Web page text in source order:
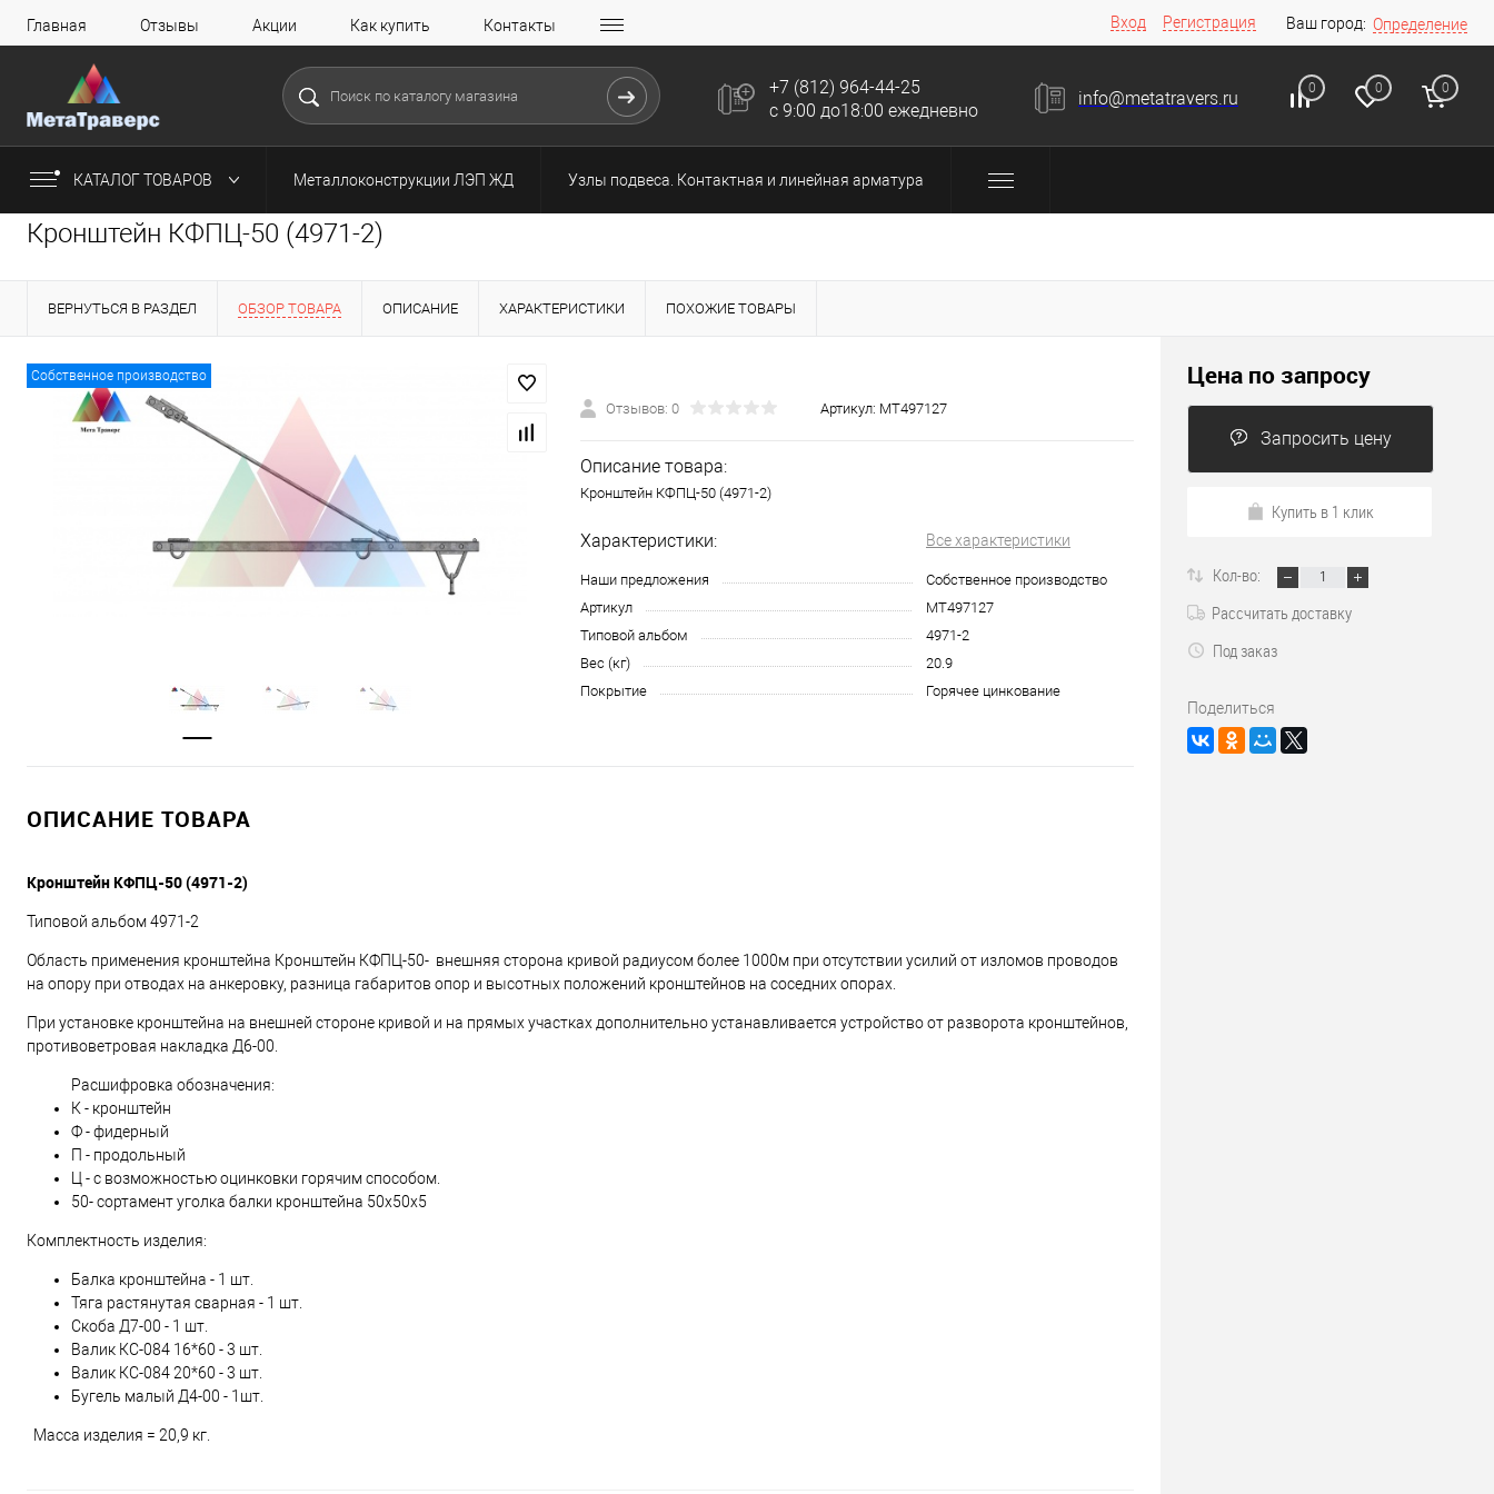
Главная Отзывы Акции Как купить Контакты Вход Регистрация Ваш город: Определение
+7 (812) 964-44-25
с 9:00 до18:00 ежедневно
info@metatravers.ru 0 0 0
КАТАЛОГ ТОВАРОВ Металлоконструкции ЛЭП ЖД Узлы подвеса. Контактная и линейная арматура
Кронштейн КФПЦ-50 (4971-2)
ВЕРНУТЬСЯ В РАЗДЕЛ ОБЗОР ТОВАРА ОПИСАНИЕ ХАРАКТЕРИСТИКИ ПОХОЖИЕ ТОВАРЫ
Собственное производство
Отзывов: 0 Артикул: МТ497127
Описание товара:
Кронштейн КФПЦ-50 (4971-2)
Характеристики: Все характеристики
Наши предложения
Собственное производство
Артикул
МТ497127
Типовой альбом
4971-2
Вес (кг)
20.9
Покрытие
Горячее цинкование
ОПИСАНИЕ ТОВАРА
Кронштейн КФПЦ-50 (4971-2)
Типовой альбом 4971-2
Область применения кронштейна Кронштейн КФПЦ-50- внешняя сторона кривой радиусом более 1000м при отсутствии усилий от изломов проводов
на опору при отводах на анкеровку, разница габаритов опор и высотных положений кронштейнов на соседних опорах.
При установке кронштейна на внешней стороне кривой и на прямых участках дополнительно устанавливается устройство от разворота кронштейнов,
противоветровая накладка Д6-00.
Расшифровка обозначения:
К - кронштейн
Ф - фидерный
П - продольный
Ц - с возможностью оцинковки горячим способом.
50- сортамент уголка балки кронштейна 50х50х5
Комплектность изделия:
Балка кронштейна - 1 шт.
Тяга растянутая сварная - 1 шт.
Скоба Д7-00 - 1 шт.
Валик КС-084 16*60 - 3 шт.
Валик КС-084 20*60 - 3 шт.
Бугель малый Д4-00 - 1шт.
Масса изделия = 20,9 кг.
Цена по запросу
Запросить цену
Купить в 1 клик
Кол-во:
Рассчитать доставку
Под заказ
Поделиться